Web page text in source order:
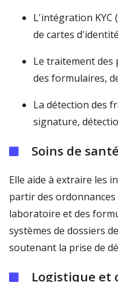
L'intégration KYC
de cartes
Le traitement des
des formulaires,
La détection des
signature,
Soins de santé
Elle aide à extraire les
partir des
laboratoire et des
systèmes de dossiers
soutenant la prise de
Logistique et